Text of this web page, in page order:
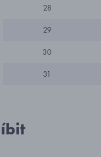
28
29
30
31